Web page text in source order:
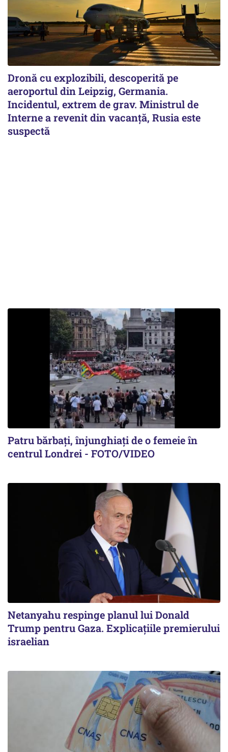
Dronă cu explozibili, descoperită pe
aeroportul din Leipzig, Germania.
Incidentul, extrem de grav. Ministrul de
Interne a revenit din vacanță, Rusia este
suspectă
Patru bărbați, înjunghiați de o femeie în
centrul Londrei - FOTO/VIDEO
Netanyahu respinge planul lui Donald
Trump pentru Gaza. Explicațiile premierului
israelian